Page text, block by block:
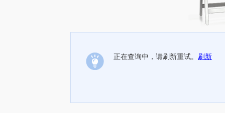
正在查询中，请刷新重试。 刷新